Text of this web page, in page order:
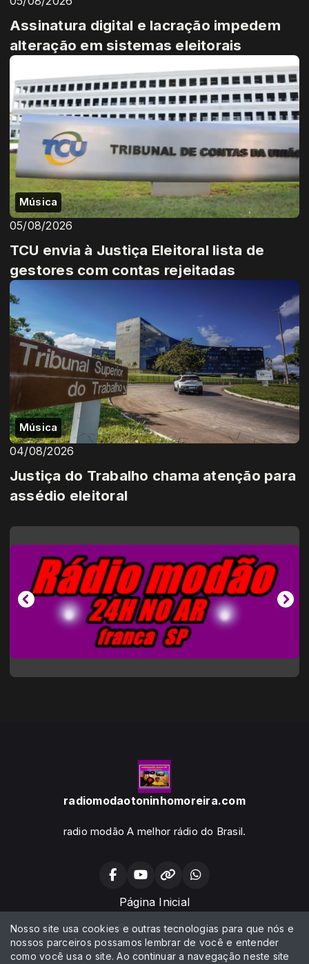
Assinatura digital e lacração impedem
alteração em sistemas eleitorais
Música
05/08/2026
TCU envia à Justiça Eleitoral lista de
gestores com contas rejeitadas
Música
04/08/2026
Justiça do Trabalho chama atenção para
assédio eleitoral
radiomodaotoninhomoreira.com
radio modão A melhor rádio do Brasil.
Página Inicial
Programação
Notícias
Nosso site usa cookies e outras tecnologias para que nós e
nossos parceiros possamos lembrar de você e entender
como você usa o site. Ao continuar a navegação neste site